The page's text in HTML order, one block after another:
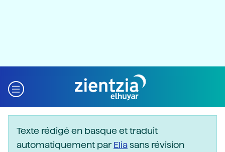
Texte rédigé en basque et traduit
automatiquement parEliasans révision